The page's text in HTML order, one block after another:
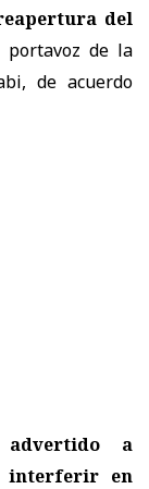
del
de la
de acuerdo
a
interferir en